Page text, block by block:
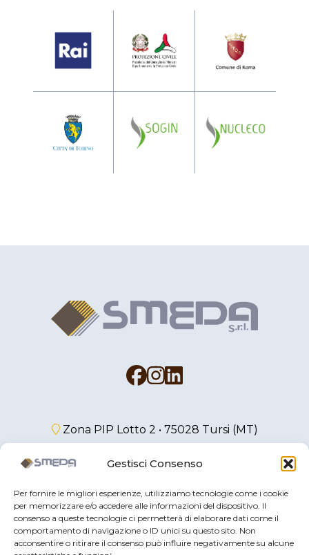
Gestisci Consenso
Per fornire le migliori esperienze, utilizziamo tecnologie come i cookie
per memorizzare e/o accedere alle informazioni del dispositivo. Il
consenso a queste tecnologie ci permetterà di elaborare dati come il
comportamento di navigazione o ID unici su questo sito. Non
acconsentire o ritirare il consenso può influire negativamente su alcune
Zona PIP Lotto 2 • 75028 Tursi (MT)
smaltimenti@smeda.it
© 2024 Tutti i diritti riservati. Smeda srl - P.IVA